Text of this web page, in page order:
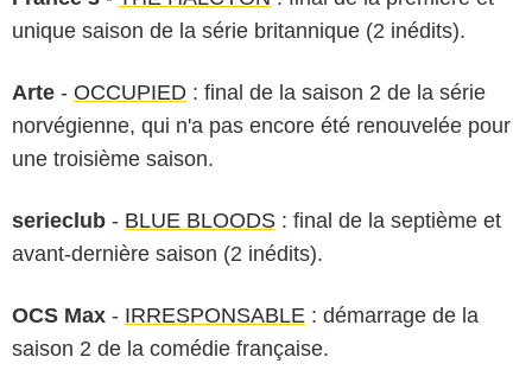
unique saison de la série britannique (2 inédits).
Arte - OCCUPIED : final de la saison 2 de la série
norvégienne, qui n'a pas encore été renouvelée pour
une troisième saison.
serieclub - BLUE BLOODS : final de la septième et
avant-dernière saison (2 inédits).
OCS Max - IRRESPONSABLE : démarrage de la
saison 2 de la comédie française.